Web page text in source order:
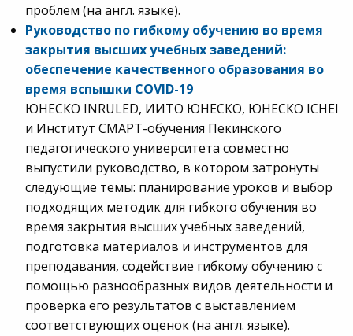
проблем (на англ. языке).
Руководство по гибкому обучению во время
закрытия высших учебных заведений:
обеспечение качественного образования во
время вспышки COVID-19
ЮНЕСКО INRULED, ИИТО ЮНЕСКО, ЮНЕСКО ICHEI
и Институт СМАРТ-обучения Пекинского
педагогического университета совместно
выпустили руководство, в котором затронуты
следующие темы: планирование уроков и выбор
подходящих методик для гибкого обучения во
время закрытия высших учебных заведений,
подготовка материалов и инструментов для
преподавания, содействие гибкому обучению с
помощью разнообразных видов деятельности и
проверка его результатов с выставлением
соответствующих оценок (на англ. языке).